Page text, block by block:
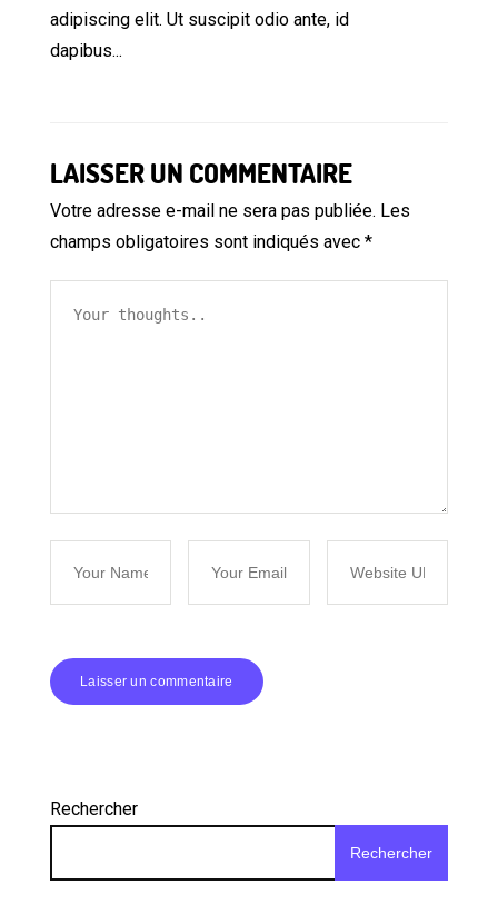
adipiscing elit. Ut suscipit odio ante, id
dapibus...
LAISSER UN COMMENTAIRE
Votre adresse e-mail ne sera pas publiée. Les
champs obligatoires sont indiqués avec *
Rechercher
Rechercher